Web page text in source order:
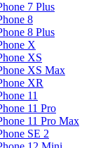
7 Plus
8
8 Plus
X
XS
XS Max
XR
11
11 Pro
11 Pro Max
SE 2